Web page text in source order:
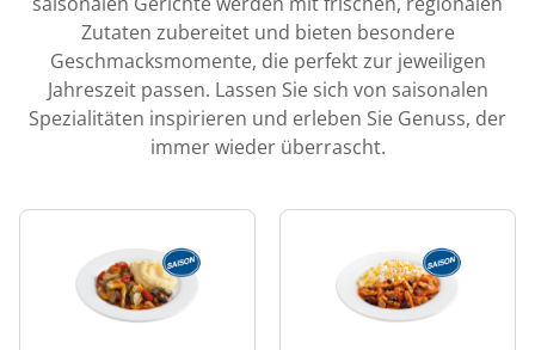
Zutaten zubereitet und bieten besondere
Geschmacksmomente, die perfekt zur jeweiligen
Jahreszeit passen. Lassen Sie sich von saisonalen
Spezialitäten inspirieren und erleben Sie Genuss, der
immer wieder überrascht.